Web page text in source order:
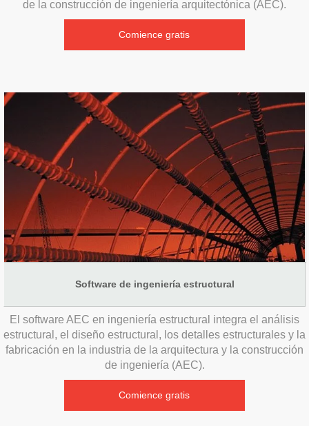
de la construcción de ingeniería arquitectónica (AEC).
Comience gratis
Software de ingeniería estructural
El software AEC en ingeniería estructural integra el análisis
estructural, el diseño estructural, los detalles estructurales y la
fabricación en la industria de la arquitectura y la construcción
de ingeniería (AEC).
Comience gratis